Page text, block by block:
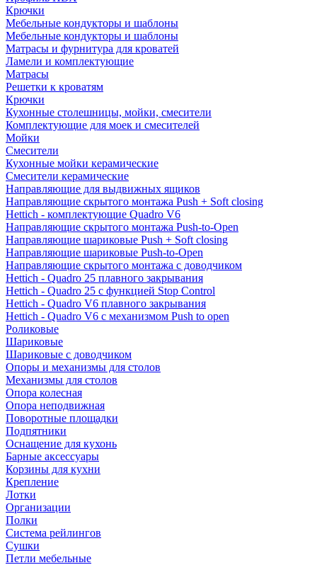
Крючки
Мебельные кондукторы и шаблоны
Мебельные кондукторы и шаблоны
Матрасы и фурнитура для кроватей
Ламели и комплектующие
Матрасы
Решетки к кроватям
Крючки
Кухонные столешницы, мойки, смесители
Комплектующие для моек и смесителей
Мойки
Смесители
Кухонные мойки керамические
Смесители керамические
Направляющие для выдвижных ящиков
Направляющие скрытого монтажа Push + Soft closing
Hettich - комплектующие Quadro V6
Направляющие скрытого монтажа Push-to-Open
Направляющие шариковые Push + Soft closing
Направляющие шариковые Push-to-Open
Направляющие скрытого монтажа с доводчиком
Hettich - Quadro 25 плавного закрывания
Hettich - Quadro 25 с функцией Stop Control
Hettich - Quadro V6 плавного закрывания
Hettich - Quadro V6 с механизмом Push to open
Роликовые
Шариковые
Шариковые с доводчиком
Опоры и механизмы для столов
Механизмы для столов
Опора колесная
Опора неподвижная
Поворотные площадки
Подпятники
Оснащение для кухонь
Барные аксессуары
Корзины для кухни
Крепление
Лотки
Организации
Полки
Система рейлингов
Сушки
Петли мебельные